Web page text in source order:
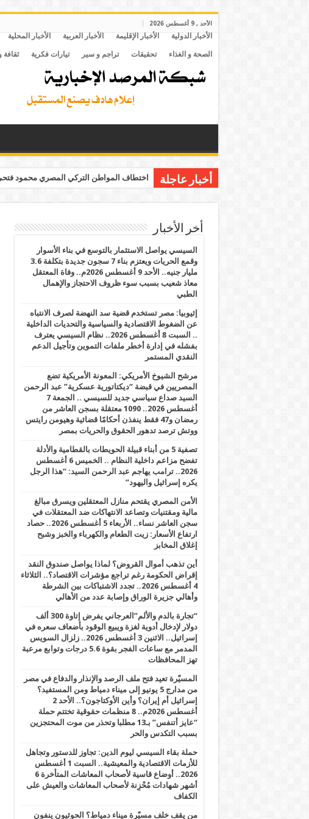
الأحد , 9 أغسطس 2026
الأخبار الدولية الأخبار الإقليمة الأخبار العربية الأخبار المحلية
الصحة و الغذاء تحقيقات تراجم و سير تيارات فكرية ثقافة
أخبار عاجلة اختطاف المواطن التركي المصري محمود
أخر الأخبار
السيسي يواصل الاستثمار بالتوسع في بناء الأسوار
وقمع الحريات ويعتزم بناء 7 سجون جديدة بتكلفة 3.6
مليار جنيه.. الأحد 9 أغسطس 2026م.. وفاة المعتقل
معاذ شعيب بسبب سوء ظروف الاحتجاز والإهمال
الطبي
إثيوبيا: مصر تستخدم قضية سد النهضة لصرف الانتباه
عن الضغوط الاقتصادية والسياسية والتحديات الداخلية
.. السبت 8 أغسطس 2026.. نظام السيسي يعترف
بفشله في إدارة أخطر ملفات التموين وتأجيل الدعم
النقدي المستمر
مرشح الشيوخ الأمريكي: المعونة الأمريكية تضع
المصريين في قبضة “ديكتاتورية عسكرية” عبد الرحمن
السيد صداع سياسي جديد للسيسي .. الجمعة 7
أغسطس 2026.. 1090 معتقلة بسجن العاشر من
رمضان و47 فقط ينفذن أحكامًا قضائية وهيومن رايتس
ووتش ترصد تدهور الحقوق والحريات بمصر
تصفية 5 من أبناء قبيلة الحويطات بالقطامية والأدلة
تفضح مزاعم داخلية النظام .. الخميس 6 أغسطس
2026.. ترامب يهاجم عبد الرحمن السيد: “هذا الرجل
يكره إسرائيل واليهود”
الأمن المصري يقتحم منازل المعتقلين ويسرق مبالغ
مالية ومقتنيات وتصاعد الانتهاكات ضد المعتقلات في
سجن العاشر نساء.. الأربعاء 5 أغسطس 2026.. حصاد
ارتفاع الأسعار: زيت الطعام والكهرباء والخبز وشبح
إغلاق المخابز
أين تذهب أموال القروض؟ لماذا يواصل صندوق النقد
إقراض الحكومة رغم تراجع مؤشرات الاقتصاد؟.. الثلاثاء
4 أغسطس 2026.. تجدد الاشتباكات بين الشرطة
وأهالي جزيرة الوراق وإصابة عدد من الأهالي
“تجارة بالدم والألم”العرجاني يفرض إتاوة 300 ألف
دولار لإدخال أدوية لغزة ويبيع الوقود بأضعاف سعره في
إسرائيل.. الاثنين 3 أغسطس 2026.. زلزال السويس
المدمر مع ساعات الفجر بقوة 5.6 درجات وتوابع مرعبة
تهز المحافظات
المسيّرة تعيد فتح ملف الرصد والإنذار والدفاع في مصر
من مدارج 5 يونيو إلى ميناء دمياط ومن المستفيد؟
إسرائيل أم إيران؟ وأين الأوكتاجون؟.. الأحد 2
أغسطس 2026م.. 8 منظمات حقوقية تختتم حملة
“عايز أتنفس” بـ13 مطلبا وتحذر من موت المحتجزين
بسبب التكدس والحر
حملة بقاء السيسي ليوم الدين: تجاوز للدستور وتجاهل
للأزمات الاقتصادية والمعيشية.. السبت 1 أغسطس
2026.. أوضاع قاسية لأصحاب المعاشات المتأخرة 6
أشهر شهادات مُحْزِنة لأصحاب المعاشات والعيش على
الكفاف
من يقف خلف مسيّرة ميناء دمياط؟ الحوثيون ينفون